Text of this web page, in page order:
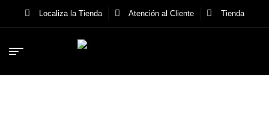
Localiza la Tienda Atención al Cliente Tienda